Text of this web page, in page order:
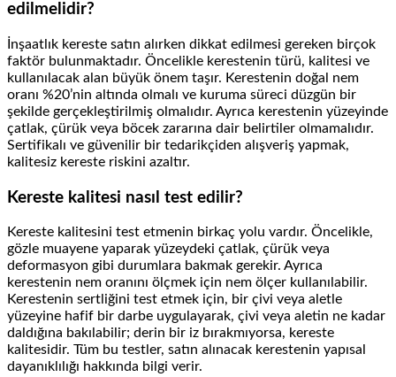
edilmelidir?
İnşaatlık kereste satın alırken dikkat edilmesi gereken birçok
faktör bulunmaktadır. Öncelikle kerestenin türü, kalitesi ve
kullanılacak alan büyük önem taşır. Kerestenin doğal nem
oranı %20’nin altında olmalı ve kuruma süreci düzgün bir
şekilde gerçekleştirilmiş olmalıdır. Ayrıca kerestenin yüzeyinde
çatlak, çürük veya böcek zararına dair belirtiler olmamalıdır.
Sertifikalı ve güvenilir bir tedarikçiden alışveriş yapmak,
kalitesiz kereste riskini azaltır.
Kereste kalitesi nasıl test edilir?
Kereste kalitesini test etmenin birkaç yolu vardır. Öncelikle,
gözle muayene yaparak yüzeydeki çatlak, çürük veya
deformasyon gibi durumlara bakmak gerekir. Ayrıca
kerestenin nem oranını ölçmek için nem ölçer kullanılabilir.
Kerestenin sertliğini test etmek için, bir çivi veya aletle
yüzeyine hafif bir darbe uygulayarak, çivi veya aletin ne kadar
daldığına bakılabilir; derin bir iz bırakmıyorsa, kereste
kalitesidir. Tüm bu testler, satın alınacak kerestenin yapısal
dayanıklılığı hakkında bilgi verir.